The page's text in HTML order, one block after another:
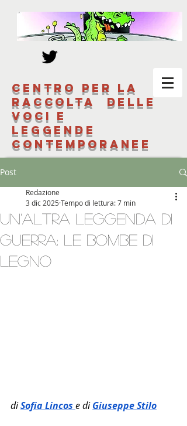
Centro per la
raccolta delle
voci e
leggende
contemporanee
Post
Un'altra leggenda di
guerra: le bombe di
legno
Redazione
3 dic 2025 Tempo di lettura: 7 min
di Sofia Lincos e di Giuseppe Stilo